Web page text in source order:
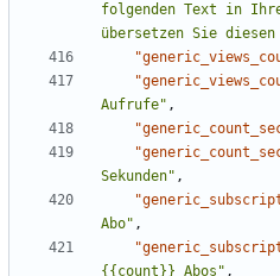
folgenden Text in
übersetzen Sie
Aufrufe" ,
Sekunden" ,
Abo" ,
{{count}} Abos" ,